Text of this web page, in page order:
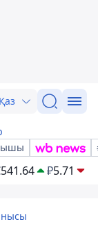
Қаз
541.64 ₽5.71